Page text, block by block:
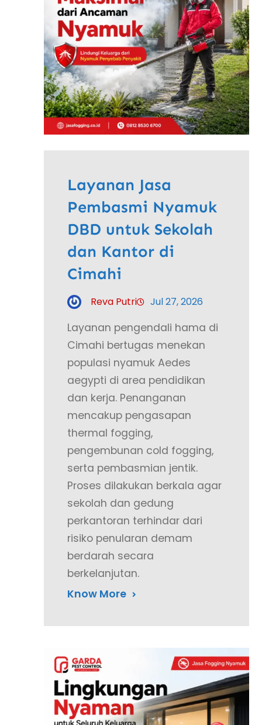
Layanan Jasa
Pembasmi Nyamuk
DBD untuk Sekolah
dan Kantor di
Cimahi
Reva Putri Jul 27, 2026
Layanan pengendali hama di
Cimahi bertugas menekan
populasi nyamuk Aedes
aegypti di area pendidikan
dan kerja. Penanganan
mencakup pengasapan
thermal fogging,
pengembunan cold fogging,
serta pembasmian jentik.
Proses dilakukan berkala agar
sekolah dan gedung
perkantoran terhindar dari
risiko penularan demam
berdarah secara
berkelanjutan.
Know More